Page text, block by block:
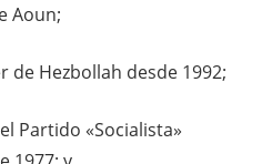
Aoun;
de Hezbollah desde 1992;
Partido «Socialista»